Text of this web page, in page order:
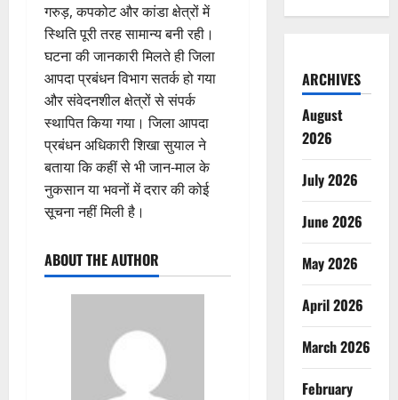
गरुड़, कपकोट और कांडा क्षेत्रों में
स्थिति पूरी तरह सामान्य बनी रही।
घटना की जानकारी मिलते ही जिला
आपदा प्रबंधन विभाग सतर्क हो गया
और संवेदनशील क्षेत्रों से संपर्क
स्थापित किया गया। जिला आपदा
प्रबंधन अधिकारी शिखा सुयाल ने
बताया कि कहीं से भी जान-माल के
नुकसान या भवनों में दरार की कोई
सूचना नहीं मिली है।
ABOUT THE AUTHOR
ARCHIVES
August
2026
July 2026
June 2026
May 2026
April 2026
March 2026
February